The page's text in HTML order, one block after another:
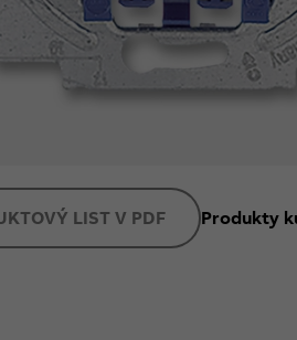
LIST V PDF Produkty